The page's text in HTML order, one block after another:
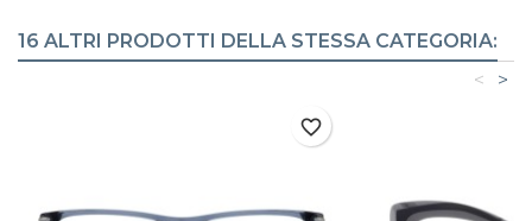
16 ALTRI PRODOTTI DELLA STESSA CATEGORIA:
>
<
favorite_border